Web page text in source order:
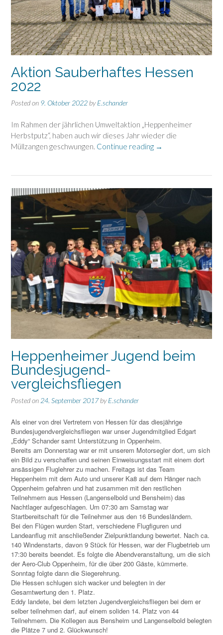
Aktion Sauberhaftes Hessen
2022
Posted on 9. Oktober 2022 byE.schander
Im Rahmen der jährlichen Umweltaktion „Heppenheimer
Herbstputz“, haben auch wir dieses Jahr wieder die
Müllzangen geschwungen. Continue reading „Aktion
2022“
→
Heppenheimer Jugend beim
Bundesjugend-
vergleichsfliegen
Posted on 24. September 2017byE.schander
Als einer von drei Vertretern von Hessen für das diesjährige
Bundesjugendvergleichsfliegen war unser Jugendmitglied Edgart
„Eddy“ Schander samt Unterstützung in Oppenheim.
Bereits am Donnerstag war er mit unserem Motorsegler dort, um sich
ein Bild zu verschaffen und seinen Einweisungsstart mit einem dort
ansässigen Fluglehrer zu machen. Freitags ist das Team
Heppenheim mit dem Auto und unserer Ka8 auf dem Hänger nach
Oppenheim gefahren und hat zusammen mit den restlichen
Teilnehmern aus Hessen (Langenselbold und Bensheim) das
Nachtlager aufgeschlagen. Um 07:30 am Samstag war
Startbereitschaft für die Teilnehmer aus den 16 Bundesländern.
Bei den Flügen wurden Start, verschiedene Flugfiguren und
Landeanflug mit anschließender Zielpunktlandung bewertet. Nach ca.
140 Windenstarts, davon 9 Stück für Hessen, war der Flugbetrieb um
17:30 bereits beendet. Es folgte die Abendveranstaltung, um die sich
der Aero-Club Oppenheim, für die über 200 Gäste, kümmerte.
Sonntag folgte dann die Siegerehrung.
Die Hessen schlugen sich wacker und belegten in der
Gesamtwertung den 1. Platz.
Eddy landete, bei dem letzten Jugendvergleichsfliegen bei dem er
selber teilnehmen darf, auf einem soliden 14. Platz von 44
Teilnehmern. Die Kollegen aus Bensheim und Langenselbold belegten
die Plätze 7 und 2. Glückwunsch!